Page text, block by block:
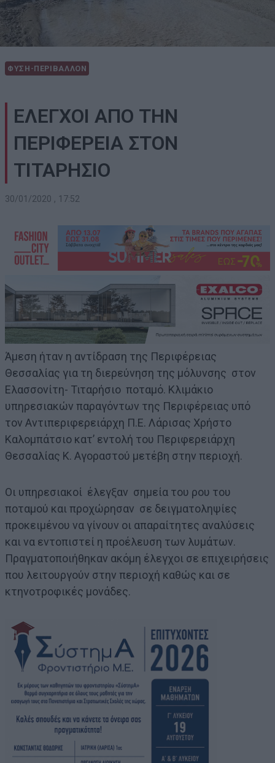
ΦΥΣΗ-ΠΕΡΙΒΑΛΛΟΝ
ΕΛΕΓΧΟΙ ΑΠΟ ΤΗΝ
ΠΕΡΙΦΕΡΕΙΑ ΣΤΟΝ
ΤΙΤΑΡΗΣΙΟ
30/01/2020 , 17:52
Άμεση ήταν η αντίδραση της Περιφέρειας
Θεσσαλίας για τη διερεύνηση της μόλυνσης στον
Ελασσονίτη- Τιταρήσιο ποταμό. Κλιμάκιο
υπηρεσιακών παραγόντων της Περιφέρειας υπό
τον Αντιπεριφερειάρχη Π.Ε. Λάρισας Χρήστο
Καλομπάτσιο κατ’ εντολή του Περιφερειάρχη
Θεσσαλίας Κ. Αγοραστού μετέβη στην περιοχή.
Οι υπηρεσιακοί έλεγξαν σημεία του ρου του
ποταμού και προχώρησαν σε δειγματοληψίες
προκειμένου να γίνουν οι απαραίτητες αναλύσεις
και να εντοπιστεί η προέλευση των λυμάτων.
Πραγματοποιήθηκαν ακόμη έλεγχοι σε επιχειρήσεις
που λειτουργούν στην περιοχή καθώς και σε
κτηνοτροφικές μονάδες.